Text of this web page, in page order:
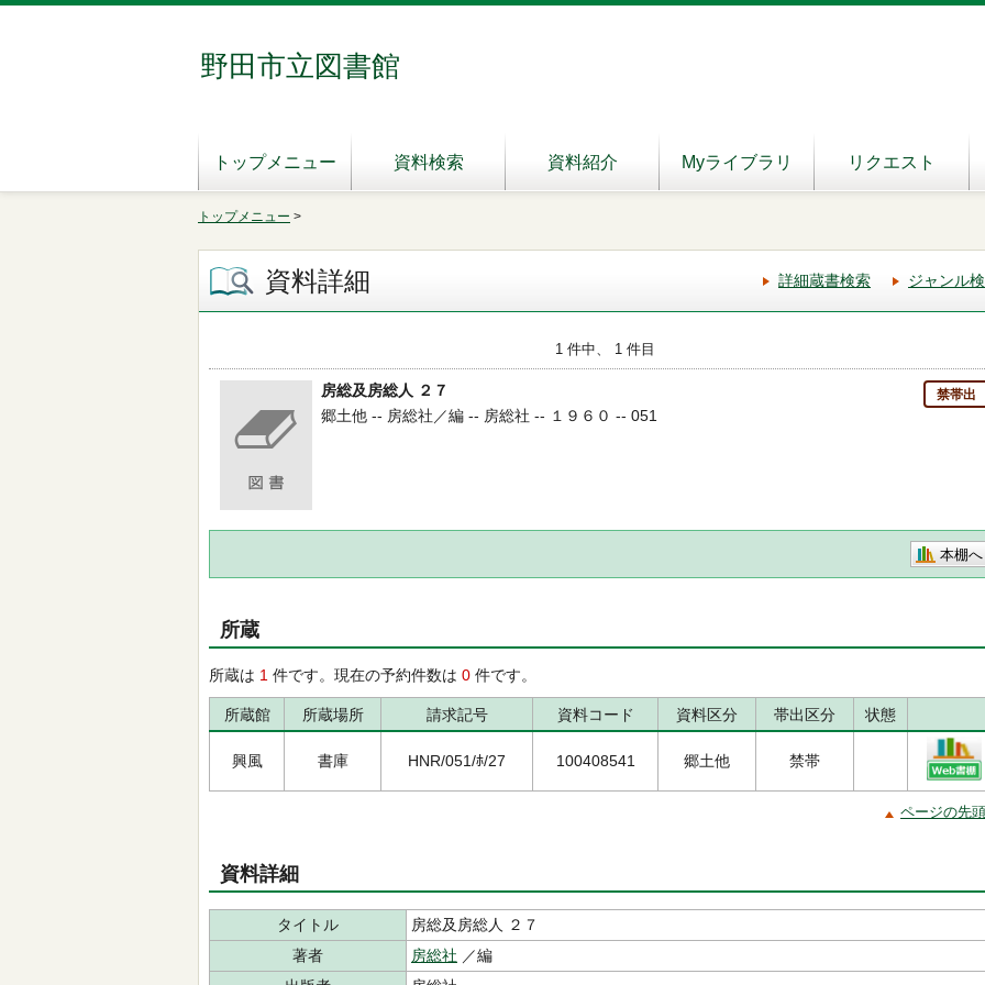
野田市立図書館
トップメニュー 資料検索 資料紹介 Myライブラリ リクエスト
トップメニュー >
資料詳細 詳細蔵書検索 ジャンル
1 件中、 1 件目
房総及房総人 ２７ 禁帯出
郷土他 -- 房総社／編 -- 房総社 -- １９６０ -- 051
本棚へ
所蔵
所蔵は 1 件です。現在の予約件数は 0 件です。
所蔵館 所蔵場所 請求記号 資料コード 資料区分 帯出区分 状態
興風 書庫 HNR/051/ﾎ/27 100408541 郷土他 禁帯
ページの先
資料詳細
タイトル
房総及房総人 ２７
著者
房総社 ／編